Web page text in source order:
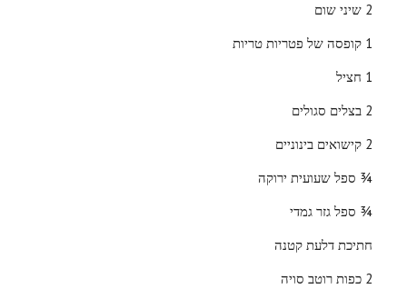
2 שיני שום
1 קופסה של פטריות טריות
1 חציל
2 בצלים סגולים
2 קישואים בינוניים
¾ ספל שעועית ירוקה
¾ ספל גזר גמדי
חתיכת דלעת קטנה
2 כפות רוטב סויה